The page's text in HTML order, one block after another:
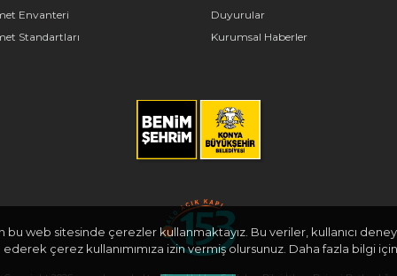
Envanteri
Standartları
Duyurular
Kurumsal Haberler
bu web sitesinde çerezler kullanmaktayız. Bu veriler, kullanıcı
çerez kullanımımıza izin vermiş olursunuz. Daha fazla bilgi